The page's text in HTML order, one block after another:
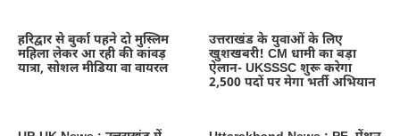
हरिद्वार से बुर्का पहने दो मुस्लिम
महिला लेकर आ रही की कांवड़
यात्रा, सोशल मीडिया वा वायरल
उत्तराखंड के युवाओं के लिए
खुशखबरी! CM धामी का बड़ा
ऐलान- UKSSSC शुरू करेगा
2,500 पदों पर मेगा भर्ती अभियान